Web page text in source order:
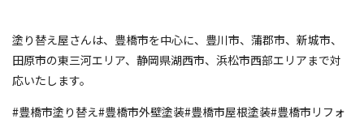
塗り替え屋さんは、豊橋市を中心に、豊川市、蒲郡市、新城市、
田原市の東三河エリア、静岡県湖西市、浜松市西部エリアまで対
応いたします。
#豊橋市塗り替え#豊橋市外壁塗装#豊橋市屋根塗装#豊橋市リフォ